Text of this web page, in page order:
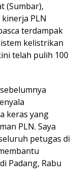
(Sumbar),
PLN
terdampak
kelistrikan
telah pulih 100
keras yang
PLN. Saya
petugas di
Padang, Rabu